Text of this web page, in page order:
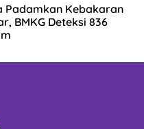
Padamkan Kebakaran
BMKG Deteksi 836